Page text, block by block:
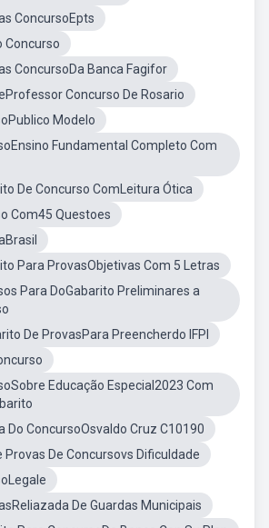
ConcursoEpts
Concurso
ConcursoDa Banca Fagifor
Concurso De Rosario
Modelo
Fundamental Completo Com
De Concurso ComLeitura Ótica
Com45 Questoes
Para ProvasObjetivas Com 5 Letras
Para DoGabarito Preliminares a
De ProvasPara Preencherdo IFPI
Educação Especial2023 Com
Do ConcursoOsvaldo Cruz C10190
Provas De Concursovs Dificuldade
De Guardas Municipais